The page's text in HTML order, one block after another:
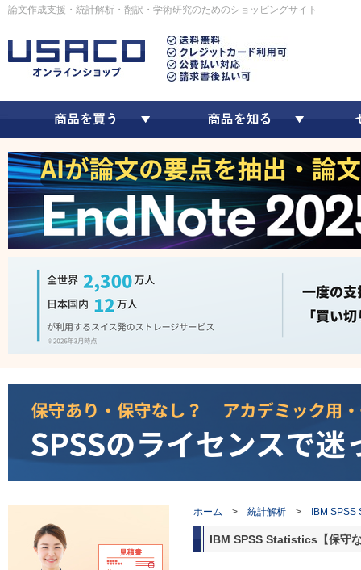
論文作成支援・統計解析・翻訳・学術研究のためのショッピングサイト
ホーム > 統計解析 > IBM SPSS
IBM SPSS Statistics【保守